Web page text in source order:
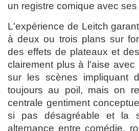
un registre comique avec
L'expérience de Leitch
à deux ou trois plans sur
des effets de plateaux et
clairement plus à l'aise
sur les scènes impliquant
toujours au poil, mais on
centrale gentiment
si pas désagréable et la
alternance entre comédie,